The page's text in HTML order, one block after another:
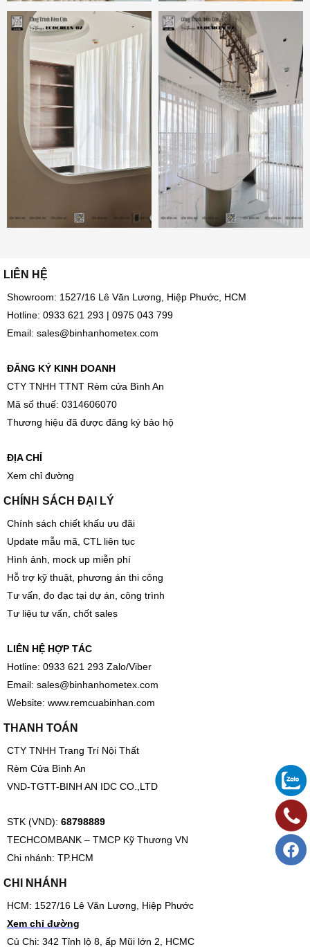
LIÊN HỆ
Showroom: 1527/16 Lê Văn Lương, Hiệp Phước, HCM
Hotline: 0933 621 293 | 0975 043 799
Email: sales@binhanhometex.com
ĐĂNG KÝ KINH DOANH
CTY TNHH TTNT Rèm cửa Bình An
Mã số thuế: 0314606070
Thương hiệu đã được đăng ký bảo hộ
ĐỊA CHỈ
Xem chỉ đường
CHÍNH SÁCH ĐẠI LÝ
Chính sách chiết khấu ưu đãi
Update mẫu mã, CTL liên tục
Hình ảnh, mock up miễn phí
Hỗ trợ kỹ thuật, phương án thi công
Tư vấn, đo đạc tại dự án, công trình
Tư liệu tư vấn, chốt sales
LIÊN HỆ HỢP TÁC
Hotline: 0933 621 293 Zalo/Viber
Email: sales@binhanhometex.com
Website: www.remcuabinhan.com
THANH TOÁN
CTY TNHH Trang Trí Nội Thất
Rèm Cửa Bình An
VND-TGTT-BINH AN IDC CO.,LTD
STK (VND): 68798889
TECHCOMBANK – TMCP Kỹ Thương VN
Chi nhánh: TP.HCM
CHI NHÁNH
HCM: 1527/16 Lê Văn Lương, Hiệp Phước
Xem chỉ đường
Củ Chi: 342 Tỉnh lộ 8, ấp Mũi lớn 2, HCMC